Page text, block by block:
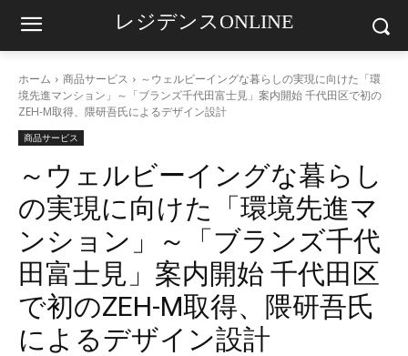
レジデンスONLINE
ホーム 商品サービス
～ウェルビーイングな暮らしの実現に向けた「環
境先進マンション」～「ブランズ千代田富士見」案内開始 千代田区で初の
ZEH-M取得、隈研吾氏によるデザイン設計
商品サービス
～ウェルビーイングな暮らし
の実現に向けた「環境先進マ
ンション」～「ブランズ千代
田富士見」案内開始 千代田区
で初のZEH-M取得、隈研吾氏
によるデザイン設計